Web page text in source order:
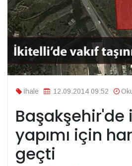
İhale 12.09.2014 09:52
Başakşehir'de
yapımı için
geçti